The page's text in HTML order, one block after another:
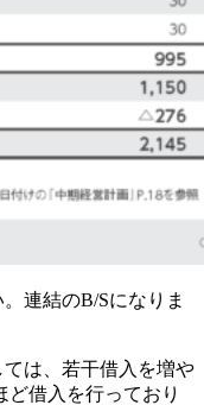
連結のB/Sになりま
は、若干借入を増や
ど借入を行っており